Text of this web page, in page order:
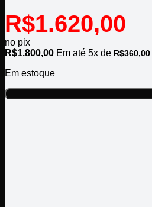
R$1.620,00
no pix
R$1.800,00 Em até 5x de R$360,00
Em estoque